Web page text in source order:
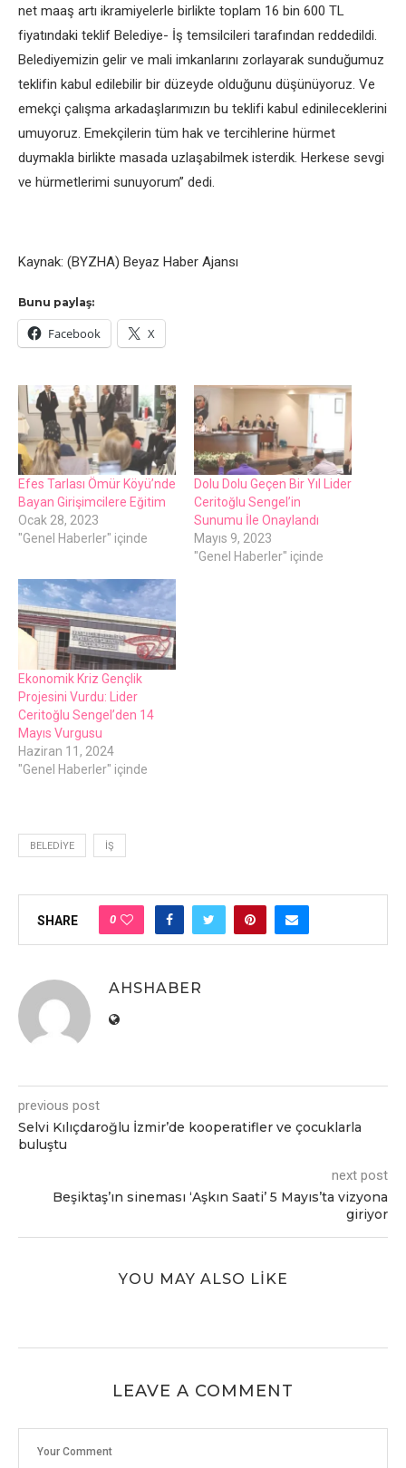
net maaş artı ikramiyelerle birlikte toplam 16 bin 600 TL
fiyatındaki teklif Belediye- İş temsilcileri tarafından reddedildi.
Belediyemizin gelir ve mali imkanlarını zorlayarak sunduğumuz
teklifin kabul edilebilir bir düzeyde olduğunu düşünüyoruz. Ve
emekçi çalışma arkadaşlarımızın bu teklifi kabul edinileceklerini
umuyoruz. Emekçilerin tüm hak ve tercihlerine hürmet
duymakla birlikte masada uzlaşabilmek isterdik. Herkese sevgi
ve hürmetlerimi sunuyorum” dedi.
Kaynak: (BYZHA) Beyaz Haber Ajansı
Bunu paylaş:
Facebook X
Efes Tarlası Ömür Köyü’nde
Bayan Girişimcilere Eğitim
Ocak 28, 2023
"Genel Haberler" içinde
Dolu Dolu Geçen Bir Yıl Lider
Ceritoğlu Sengel’in
Sunumu İle Onaylandı
Mayıs 9, 2023
"Genel Haberler" içinde
Ekonomik Kriz Gençlik
Projesini Vurdu: Lider
Ceritoğlu Sengel’den 14
Mayıs Vurgusu
Haziran 11, 2024
"Genel Haberler" içinde
BELEDIYE İŞ
SHARE 0
AHSHABER
previous post
Selvi Kılıçdaroğlu İzmir’de kooperatifler ve çocuklarla
buluştu
next post
Beşiktaş’ın sineması ‘Aşkın Saati’ 5 Mayıs’ta vizyona
giriyor
YOU MAY ALSO LIKE
LEAVE A COMMENT